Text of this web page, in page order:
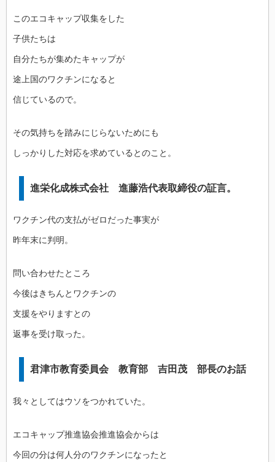
このエコキャップ収集をした
子供たちは
自分たちが集めたキャップが
途上国のワクチンになると
信じているので。
その気持ちを踏みにじらないためにも
しっかりした対応を求めているとのこと。
進栄化成株式会社 進藤浩代表取締役の証言。
ワクチン代の支払がゼロだった事実が
昨年末に判明。
問い合わせたところ
今後はきちんとワクチンの
支援をやりますとの
返事を受け取った。
君津市教育委員会 教育部 吉田茂 部長のお話
我々としてはウソをつかれていた。
エコキャップ推進協会推進協会からは
今回の分は何人分のワクチンになったと